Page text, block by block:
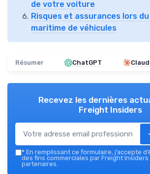
de votre voiture
Risques et assurances lors
maritime de véhicules
Résumer ChatGPT
Recevez les dernières
Freight Insiders
* En remplissant ce formulaire, j’accepte
des fins commerciales par Freight Insiders
partenaires.